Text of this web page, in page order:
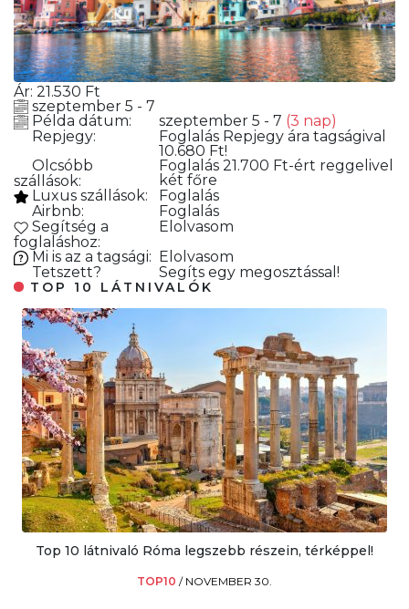
Ár: 21.530 Ft
szeptember 5 - 7
Példa dátum:
szeptember 5 - 7 (3 nap)
Repjegy:
Foglalás Repjegy ára tagságival
10.680 Ft!
Olcsóbb
szállások:
Foglalás 21.700 Ft-ért reggelivel
két főre
Luxus szállások:
Foglalás
Airbnb:
Foglalás
Segítség a
foglaláshoz:
Elolvasom
Mi is az a tagsági:
Elolvasom
Tetszett?
Segíts egy megosztással!
TOP 10 LÁTNIVALÓK
Top 10 látnivaló Róma legszebb részein, térképpel!
TOP10 / NOVEMBER 30.